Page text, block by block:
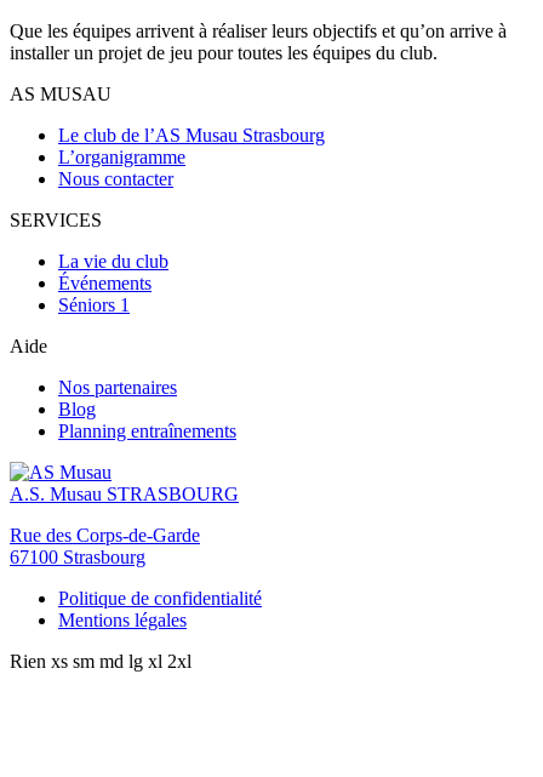
Que les équipes arrivent à réaliser leurs objectifs et qu’on arrive à
installer un projet de jeu pour toutes les équipes du club.
AS MUSAU
Le club de l’AS Musau Strasbourg
L’organigramme
Nous contacter
SERVICES
La vie du club
Événements
Séniors 1
Aide
Nos partenaires
Blog
Planning entraînements
A.S. Musau STRASBOURG
Rue des Corps-de-Garde
67100 Strasbourg
Politique de confidentialité
Mentions légales
Rien xs sm md lg xl 2xl